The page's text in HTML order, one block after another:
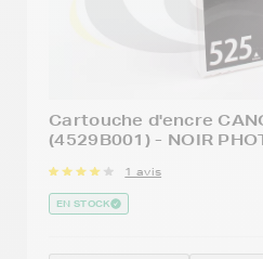
Cartouche d'encre
(4529B001) - NOIR
1 avis
EN STOCK